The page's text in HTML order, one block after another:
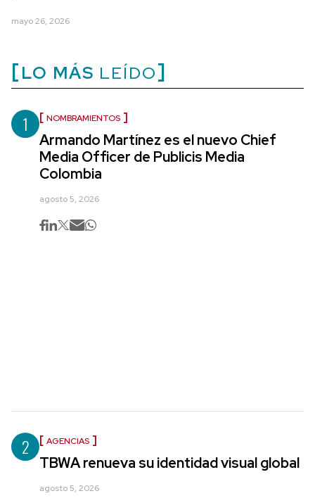
mayo 26, 2026
LO MÁS LEÍDO
1 NOMBRAMIENTOS
Armando Martínez es el nuevo Chief
Media Officer de Publicis Media
Colombia
agosto 5, 2026
2 AGENCIAS
TBWA renueva su identidad visual global
agosto 5, 2026